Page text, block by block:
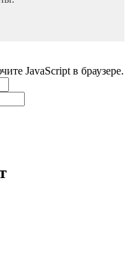
JavaScript в браузере.